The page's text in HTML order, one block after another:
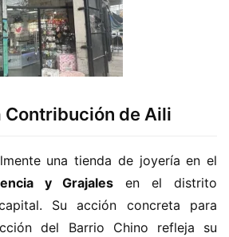
Contribución de Aili
una tienda de joyería en el
y Grajales en el distrito
Su acción concreta para
del Barrio Chino refleja su